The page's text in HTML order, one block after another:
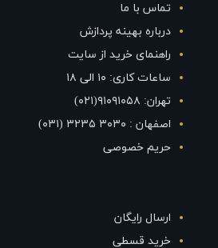
تماس با ما
درباره بهینه پردازش
راهنمای خرید از سایت
ساعات کاری: ۱۰ الی ۱۸
تهران: ۹۱۰۹۱۰۵۸(۰۲۱)
اصفهان : ۳۰۳۰ ۳۲۳۵ (۰۳۱)
حریم خصوصی
ارسال رایگان
خرید قسطی